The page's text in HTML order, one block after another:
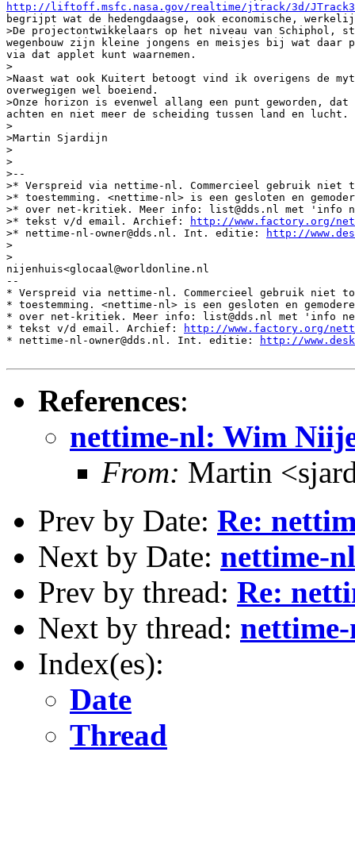
http://liftoff.msfc.nasa.gov/realtime/jtrack/3d/
begrijpt wat de hedengdaagse, ook economische,
>De projectontwikkelaars op het niveau van Schiphol,
wegenbouw zijn kleine jongens en meisjes bij wat
via dat applet kunt waarnemen.
>
>Naast wat ook Kuitert betoogt vind ik overigens de
overwegigen wel boeiend.
>Onze horizon is evenwel allang een punt geworden,
achten en niet meer de scheiding tussen land en lucht.
>
>Martin Sjardijn
>
>
>--
>* Verspreid via nettime-nl. Commercieel gebruik niet
>* toestemming. <nettime-nl> is een gesloten en
>* over net-kritiek. Meer info: list@dds.nl met 'info
>* tekst v/d email. Archief:
http://www.factory.org/
>* nettime-nl-owner@dds.nl. Int. editie:
http://
>
>
nijenhuis<glocaal@worldonline.nl
--
* Verspreid via nettime-nl. Commercieel gebruik niet
* toestemming. <nettime-nl> is een gesloten en
* over net-kritiek. Meer info: list@dds.nl met 'info
* tekst v/d email. Archief:
http://www.factory.org/
* nettime-nl-owner@dds.nl. Int. editie:
http://
References:
nettime-nl: Wim
From: Martin
Prev by Date: Re:
Next by Date: nettime-
Prev by thread: Re:
Next by thread:
Index(es):
Date
Thread